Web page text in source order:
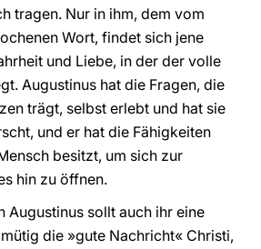
tragen. Nur in ihm, dem vom
Wort, findet sich jene
und Liebe, in der der volle
Augustinus hat die Fragen, die
trägt, selbst erlebt und hat sie
und er hat die Fähigkeiten
besitzt, um sich zur
hin zu öffnen.
Augustinus sollt auch ihr eine
die »gute Nachricht« Christi,